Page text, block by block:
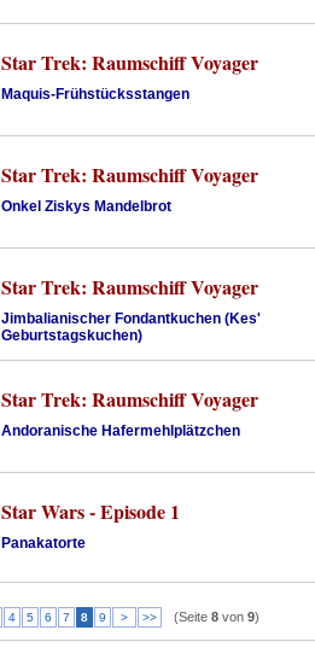
Star Trek: Raumschiff Voyager
Maquis-Frühstücksstangen
Star Trek: Raumschiff Voyager
Onkel Ziskys Mandelbrot
Star Trek: Raumschiff Voyager
Jimbalianischer Fondantkuchen (Kes'
Geburtstagskuchen)
Star Trek: Raumschiff Voyager
Andoranische Hafermehlplätzchen
Star Wars - Episode 1
Panakatorte
4 5 6 7 8 9 > >> (Seite 8 von 9)